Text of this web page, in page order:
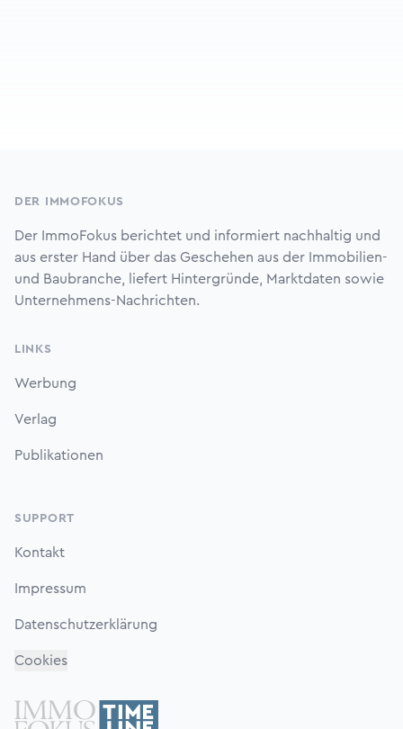
DER IMMOFOKUS
Der ImmoFokus berichtet und informiert nachhaltig und
aus erster Hand über das Geschehen aus der Immobilien-
und Baubranche, liefert Hintergründe, Marktdaten sowie
Unternehmens-Nachrichten.
LINKS
Werbung
Verlag
Publikationen
SUPPORT
Kontakt
Impressum
Datenschutzerklärung
Cookies